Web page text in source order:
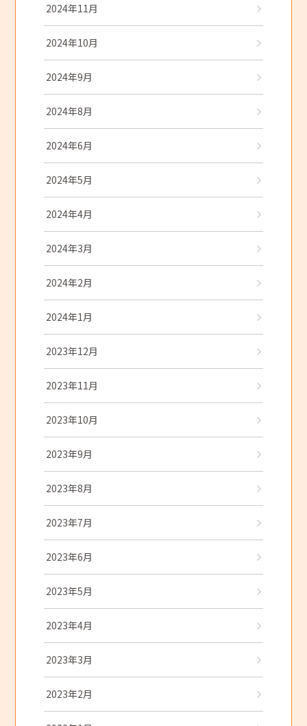
2024年11月
2024年10月
2024年9月
2024年8月
2024年6月
2024年5月
2024年4月
2024年3月
2024年2月
2024年1月
2023年12月
2023年11月
2023年10月
2023年9月
2023年8月
2023年7月
2023年6月
2023年5月
2023年4月
2023年3月
2023年2月